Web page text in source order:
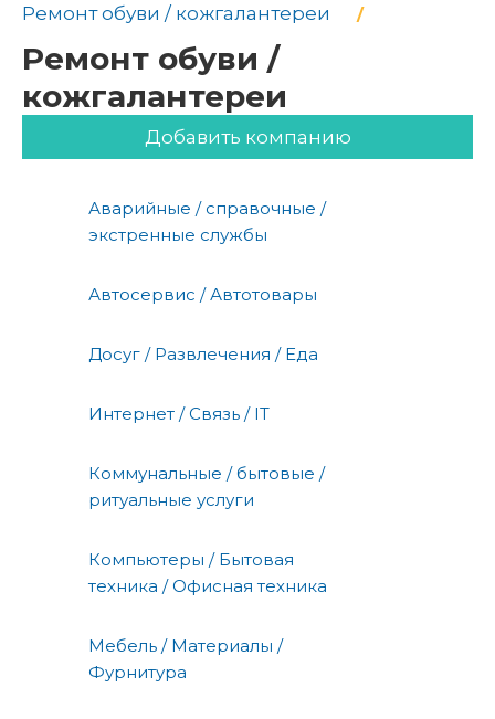
Ремонт обуви / кожгалантереи
Ремонт обуви /
кожгалантереи
Добавить компанию
Аварийные / справочные /
экстренные службы
Автосервис / Автотовары
Досуг / Развлечения / Еда
Интернет / Связь / IT
Коммунальные / бытовые /
ритуальные услуги
Компьютеры / Бытовая
техника / Офисная техника
Мебель / Материалы /
Фурнитура